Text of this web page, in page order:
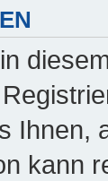
Ihnen,
kann